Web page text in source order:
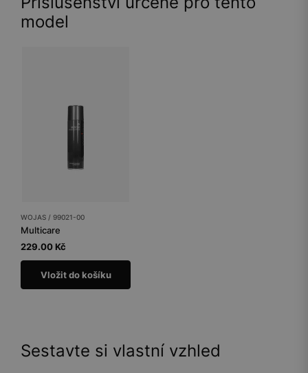
model
WOJAS / 99021-00
Multicare
229.00 Kč
Vložit do košíku
Sestavte si vlastní vzhled